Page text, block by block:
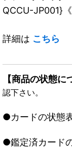
QCCU-JP001}《
詳細は こちら
【商品の状態に
認下さい。
●カードの状態
●鑑定済カード